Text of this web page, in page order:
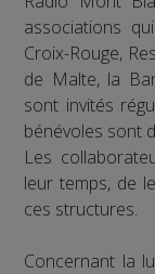
associations
Croix-Rouge,
de Malte, la
sont invités
bénévoles sont
Les
leur temps, de
ces structures.
Concernant la